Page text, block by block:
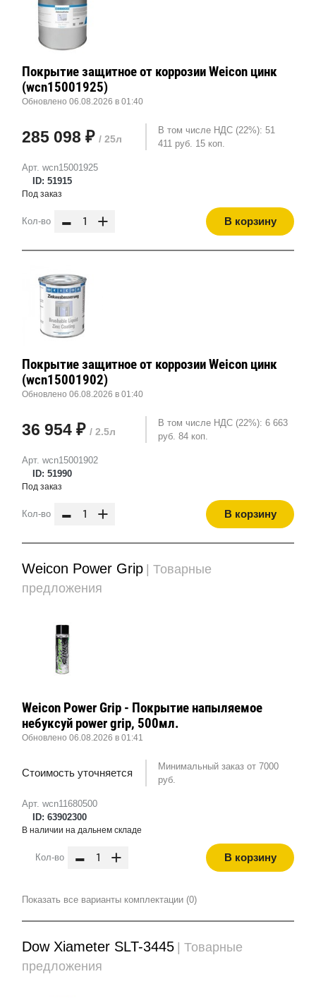
Арт. wcn15001925
ID: 51915
Покрытие защитное от коррозии Weicon цинк
(wcn15001925)
Обновлено 06.08.2026 в 01:40
285 098 ₽ / 25л
В том числе НДС (22%): 51
411 руб. 15 коп.
Под заказ
Кол-во - + В корзину
Арт. wcn15001902
ID: 51990
Покрытие защитное от коррозии Weicon цинк
(wcn15001902)
Обновлено 06.08.2026 в 01:40
36 954 ₽ / 2.5л
В том числе НДС (22%): 6 663
руб. 84 коп.
Под заказ
Кол-во - + В корзину
Weicon Power Grip | Товарные
предложения
Арт. wcn11680500
ID: 63902300
Weicon Power Grip - Покрытие напыляемое
небуксуй power grip, 500мл.
Обновлено 06.08.2026 в 01:41
Стоимость уточняется
Минимальный заказ от 7000
руб.
В наличии на дальнем складе
Кол-во - + В корзину
Показать все варианты комплектации (0)
Dow Xiameter SLT-3445 | Товарные
предложения